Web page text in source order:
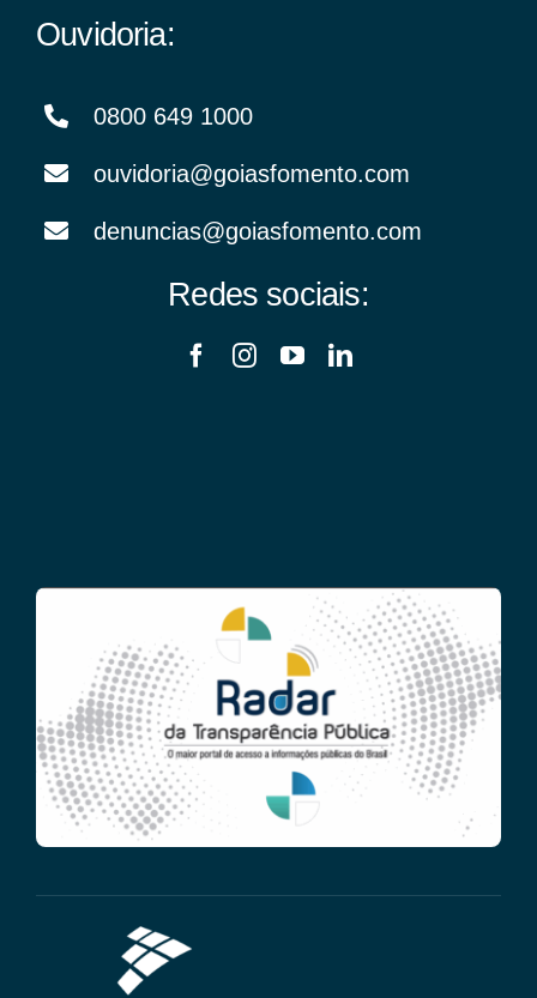
Ouvidoria:
0800 649 1000
ouvidoria@goiasfomento.com
denuncias@goiasfomento.com
Redes sociais: